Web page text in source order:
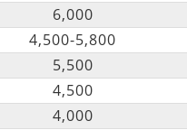
6,000
4,500-5,800
5,500
4,500
4,000